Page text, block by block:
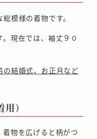
模様の着物です。
現在では、袖丈９０
の結婚式、お正月など
）
物を広げると柄がつ